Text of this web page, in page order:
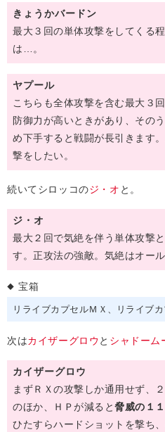
きょうかバードン
最大３回の単体攻撃をしてくる
は…。
ヤプール
こちらも全体攻撃を含む最大３
防御力が高いときがあり、その
め下手すると戦闘が長引きます
撃をしたい。
続いてシロッコのジ・オ と。
ジ・オ
最大２回で気絶を伴う単体攻撃
す。正攻法の強敵。気絶はオー
宝箱
リライブカプセルＭＸ リライブ
次はカイザーグロウ と シャドーム
カイザーグロウ
まずＲＸの攻撃しか通用せず、
のほか、ＨＰが減ると脅威の１
ひたすらハードショットを撃ち